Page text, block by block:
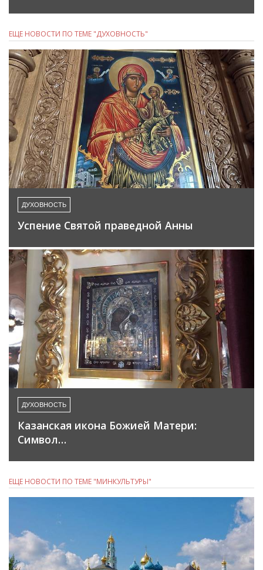
ЕЩЕ НОВОСТИ ПО ТЕМЕ "ДУХОВНОСТЬ"
ДУХОВНОСТЬ
Успение Святой праведной Анны
ДУХОВНОСТЬ
Казанская икона Божией Матери:
Символ…
ЕЩЕ НОВОСТИ ПО ТЕМЕ "МИНКУЛЬТУРЫ"